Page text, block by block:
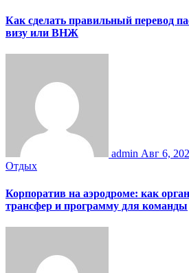
Как сделать правильный перевод
визу или ВНЖ
admin Авг 6,
Отдых
Корпоратив на аэродроме: как
трансфер и программу для команды